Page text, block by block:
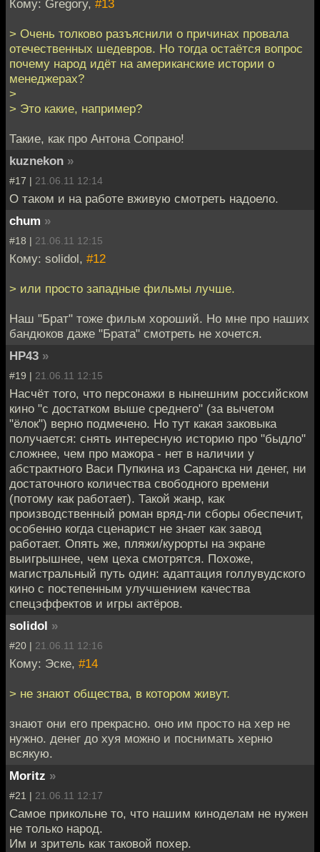
Кому: Gregory, #13
> Очень толково разъяснили о причинах провала
отечественных шедевров. Но тогда остаётся вопрос
почему народ идёт на американские истории о
менеджерах?
>
> Это какие, например?
Такие, как про Антона Сопрано!
kuznekon »
#17 | 21.06.11 12:14
О таком и на работе вживую смотреть надоело.
chum »
#18 | 21.06.11 12:15
Кому: solidol, #12
> или просто западные фильмы лучше.
Наш "Брат" тоже фильм хороший. Но мне про наших
бандюков даже "Брата" смотреть не хочется.
НР43 »
#19 | 21.06.11 12:15
Насчёт того, что персонажи в нынешним российском
кино "с достатком выше среднего" (за вычетом
"ёлок") верно подмечено. Но тут какая заковыка
получается: снять интересную историю про "быдло"
сложнее, чем про мажора - нет в наличии у
абстрактного Васи Пупкина из Саранска ни денег, ни
достаточного количества свободного времени
(потому как работает). Такой жанр, как
производственный роман вряд-ли сборы обеспечит,
особенно когда сценарист не знает как завод
работает. Опять же, пляжи/курорты на экране
выигрышнее, чем цеха смотрятся. Похоже,
магистральный путь один: адаптация голлувудского
кино с постепенным улучшением качества
спецэффектов и игры актёров.
solidol »
#20 | 21.06.11 12:16
Кому: Эске, #14
> не знают общества, в котором живут.
знают они его прекрасно. оно им просто на хер не
нужно. денег до хуя можно и поснимать херню
всякую.
Moritz »
#21 | 21.06.11 12:17
Самое прикольне то, что нашим киноделам не нужен
не только народ.
Им и зритель как таковой похер.